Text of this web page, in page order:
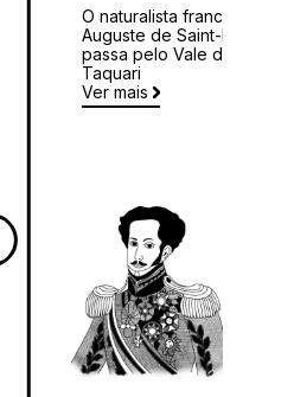
O naturalista francês
Auguste de Saint-Hilaire
passa pelo Vale do
Taquari
Ver mais